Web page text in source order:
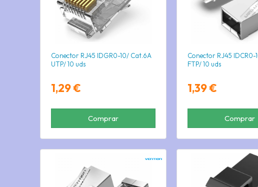
Conector RJ45 IDGR0-10/ Cat.6A
UTP/ 10 uds
1,29 €
Comprar
Conector RJ45 IDCR0-
FTP/ 10 uds
1,39 €
Comprar